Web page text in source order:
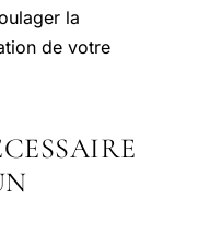
la
de votre